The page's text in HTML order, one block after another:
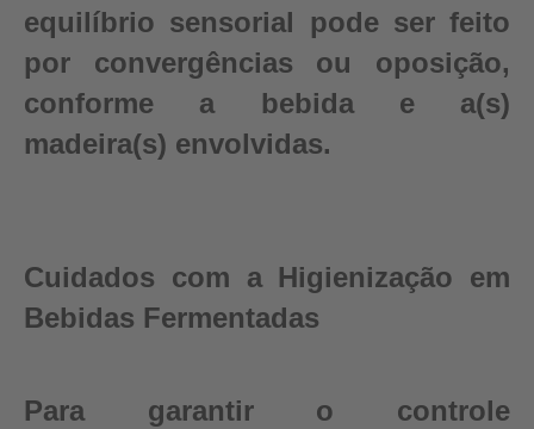
equilíbrio sensorial pode ser feito
por convergências ou oposição,
conforme a bebida e a(s)
madeira(s) envolvidas.
Cuidados com a Higienização em
Bebidas Fermentadas
Para garantir o controle